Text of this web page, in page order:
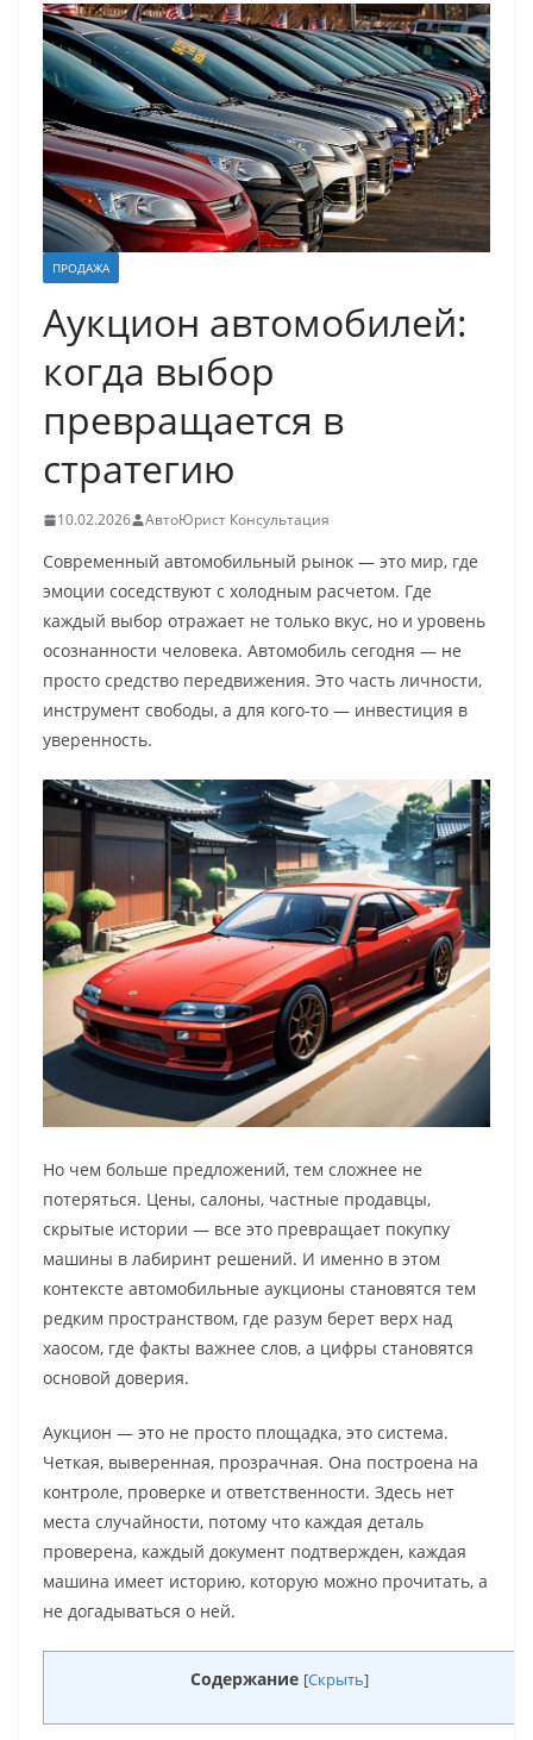
ПРОДАЖА
Аукцион автомобилей:
когда выбор
превращается в
стратегию
10.02.2026 АвтоЮрист Консультация
Современный автомобильный рынок — это мир, где
эмоции соседствуют с холодным расчетом. Где
каждый выбор отражает не только вкус, но и уровень
осознанности человека. Автомобиль сегодня — не
просто средство передвижения. Это часть личности,
инструмент свободы, а для кого-то — инвестиция в
уверенность.
Но чем больше предложений, тем сложнее не
потеряться. Цены, салоны, частные продавцы,
скрытые истории — все это превращает покупку
машины в лабиринт решений. И именно в этом
контексте автомобильные аукционы становятся тем
редким пространством, где разум берет верх над
хаосом, где факты важнее слов, а цифры становятся
основой доверия.
Аукцион — это не просто площадка, это система.
Четкая, выверенная, прозрачная. Она построена на
контроле, проверке и ответственности. Здесь нет
места случайности, потому что каждая деталь
проверена, каждый документ подтвержден, каждая
машина имеет историю, которую можно прочитать, а
не догадываться о ней.
Содержание [Скрыть]